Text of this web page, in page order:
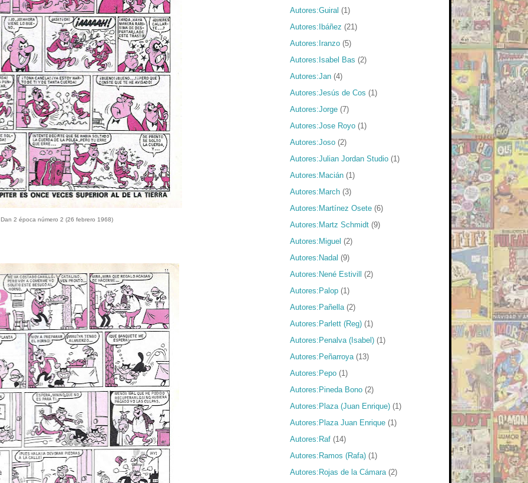
2 época número 2 (26 febrero 1968)
Autores:Guiral (1)
Autores:Ibáñez (21)
Autores:Iranzo (5)
Autores:Isabel Bas (2)
Autores:Jan (4)
Autores:Jesús de Cos (1)
Autores:Jorge (7)
Autores:Jose Royo (1)
Autores:Joso (2)
Autores:Julian Jordan Studio (1)
Autores:Macián (1)
Autores:March (3)
Autores:Martínez Osete (6)
Autores:Martz Schmidt (9)
Autores:Miguel (2)
Autores:Nadal (9)
Autores:Nené Estivill
(2)
Autores:Palop (1)
Autores:Pañella (2)
Autores:Parlett (Reg) (1)
Autores:Penalva (Isabel) (1)
Autores:Peñarroya (13)
Autores:Pepo (1)
Autores:Pineda Bono (2)
Autores:Plaza (Juan Enrique) (1)
Autores:Plaza Juan Enrique (1)
Autores:Raf (14)
Autores:Ramos (Rafa) (1)
Autores:Rojas de la Cámara (2)